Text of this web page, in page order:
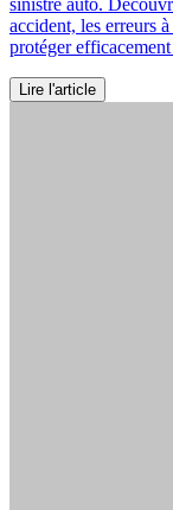
accident, les erreurs
protéger
Lire l'article